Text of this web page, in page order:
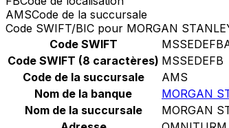
AMSCode de la succursale
Code SWIFT/BIC pour MORGAN
Code SWIFT
Code SWIFT (8 caractères) MSSEDEFB
Code de la succursale
AMS
Nom de la banque
MORGAN
Nom de la succursale
MORGAN